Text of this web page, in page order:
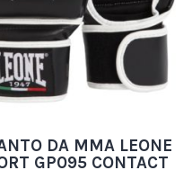
DA MMA LEONE
GP095 CONTACT